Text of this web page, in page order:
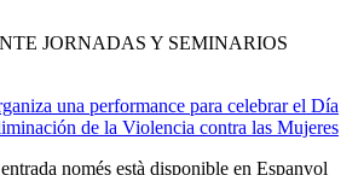
JORNADAS Y SEMINARIOS
una performance para celebrar el Día
de la Violencia contra las Mujeres
només està disponible en Espanyol